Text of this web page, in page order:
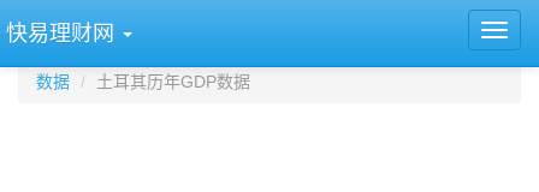
快易理财网
数据 土耳其历年GDP数据